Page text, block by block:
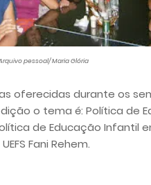
pessoal/ Maria Glória
oferecidas durante os
o tema é: Política de
de Educação Infantil
Fani Rehem.